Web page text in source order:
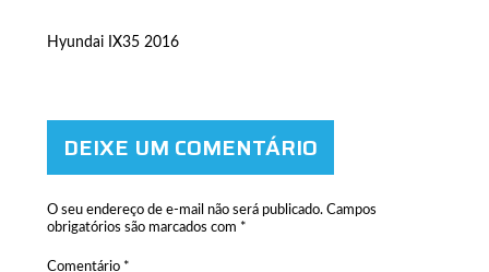
Hyundai IX35 2016
DEIXE UM COMENTÁRIO
O seu endereço de e-mail não será publicado. Campos
obrigatórios são marcados com *
Comentário *